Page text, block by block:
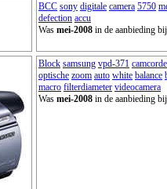
BCC sony digitale camera 5750
defection accu
Was mei-2008 in de aanbieding bij
Block samsung vpd-371
optische zoom auto white balance
macro filterdiameter videocamera
Was mei-2008 in de aanbieding bij